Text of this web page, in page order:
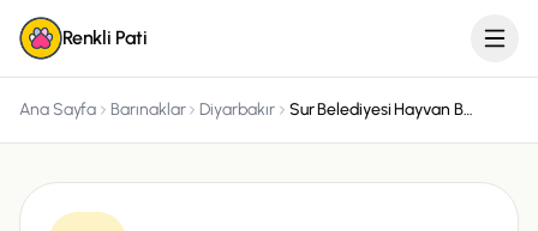
Renkli Pati
Ana Sayfa Barınaklar Diyarbakır Sur Belediyesi Hayvan Barınağı